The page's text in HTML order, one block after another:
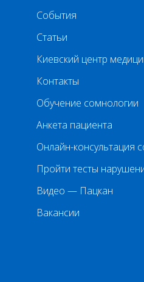
События
Статьи
Киевский центр
Контакты
Обучение сомнологии
Анкета пациента
Онлайн-консультация
Пройти тесты
Видео — Пацкан
Вакансии